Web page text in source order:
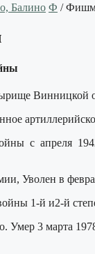
Балино Ф /
Винницкой
с апреля
Уволен в
1-й и2-й
Умер 3 марта